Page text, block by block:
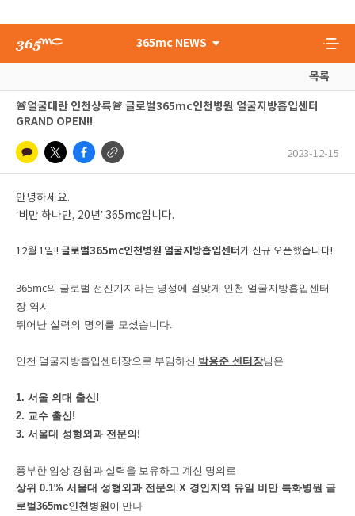
365mc NEWS
목록
🚨얼굴대란 인천상륙🚨 글로벌365mc인천병원 얼굴지방흡입센터
GRAND OPEN!!
2023-12-15
안녕하세요.
‘비만 하나만, 20년’ 365mc입니다.
12월 1일!! 글로벌365mc인천병원 얼굴지방흡입센터 가 신규 오픈했습니다!
365mc의 글로벌 전진기지라는 명성에 걸맞게 인천 얼굴지방흡입센터
장 역시
뛰어난 실력의 명의를 모셨습니다.
인천 얼굴지방흡입센터장으로 부임하신 박용준 센터장님은
1. 서울 의대 출신!
2. 교수 출신!
3. 서울대 성형외과 전문의!
풍부한 임상 경험과 실력을 보유하고 계신 명의로
상위 0.1% 서울대 성형외과 전문의 X 경인지역 유일 비만 특화병원 글
로벌365mc인천병원이 만나